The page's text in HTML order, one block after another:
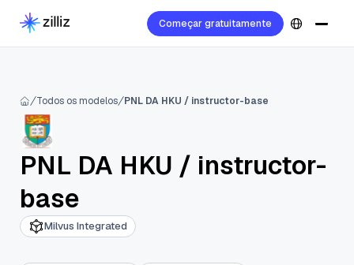
Começar gratuitamente
Todos os modelos PNL DA HKU / instructor-base
PNL DA HKU / instructor-
base
Milvus Integrated